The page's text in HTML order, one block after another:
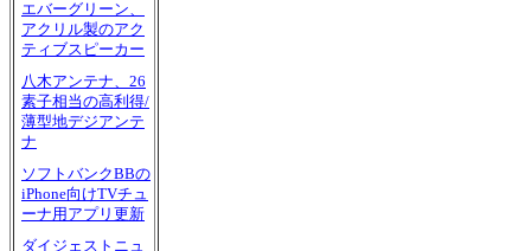
エバーグリーン、
アクリル製のアク
ティブスピーカー
八木アンテナ、26
素子相当の高利得/
薄型地デジアンテ
ナ
ソフトバンクBBの
iPhone向けTVチュ
ーナ用アプリ更新
ダイジェストニュ